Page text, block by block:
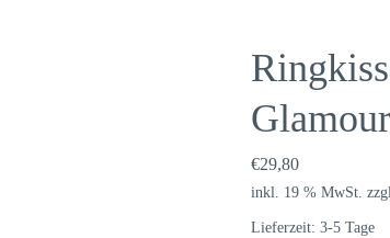
€29,80
inkl. 19 % MwSt.
Lieferzeit: 3-5 Tage